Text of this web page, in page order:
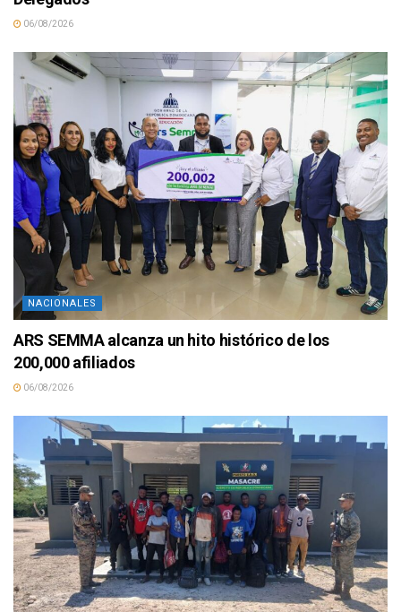
06/08/2026
NACIONALES
ARS SEMMA alcanza un hito histórico de los
200,000 afiliados
06/08/2026